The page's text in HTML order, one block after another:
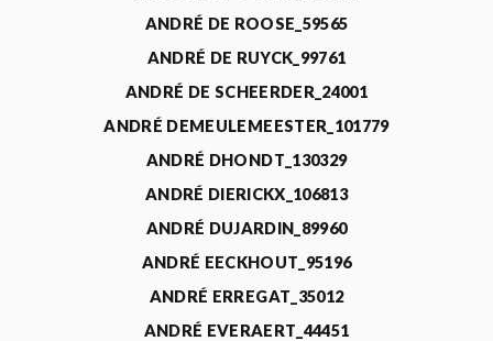
ANDRÉ DE ROOSE_59565
ANDRÉ DE RUYCK_99761
ANDRÉ DE SCHEERDER_24001
ANDRÉ DEMEULEMEESTER_101779
ANDRÉ DHONDT_130329
ANDRÉ DIERICKX_106813
ANDRÉ DUJARDIN_89960
ANDRÉ EECKHOUT_95196
ANDRÉ ERREGAT_35012
ANDRÉ EVERAERT_44451